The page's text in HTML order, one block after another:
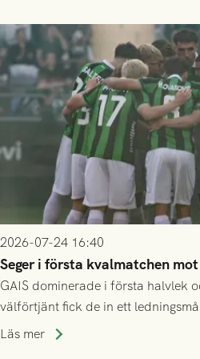
2026-07-24 16:40
Seger i första kvalmatchen
GAIS dominerade i första halvlek
välförtjänt fick de in ett
halvtidsvilan sjönk tempot när
Läs mer